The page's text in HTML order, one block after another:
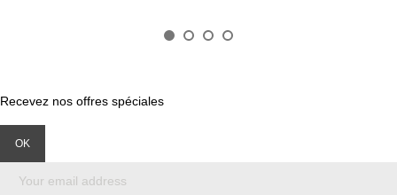
Recevez nos offres spéciales